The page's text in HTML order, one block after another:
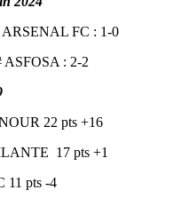
FC : 1-0
: 2-2
22 pts +16
17 pts +1
11 pts -4